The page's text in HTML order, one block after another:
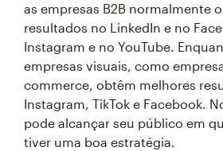
as empresas B2B normalmente
resultados no LinkedIn e no
Instagram e no YouTube.
empresas visuais, como
commerce, obtêm melhores
Instagram, TikTok e Facebook.
pode alcançar seu público em
tiver uma boa estratégia.